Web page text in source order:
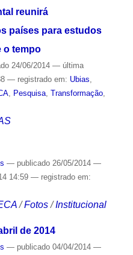
reunirá
países para estudos
o tempo
24/06/2014 — última
— registrado em: Ubias,
, Pesquisa, Transformação,
— publicado26/05/2014 —
14:59 — registrado em:
/Fotos /Institucional
de 2014
— publicado04/04/2014 —